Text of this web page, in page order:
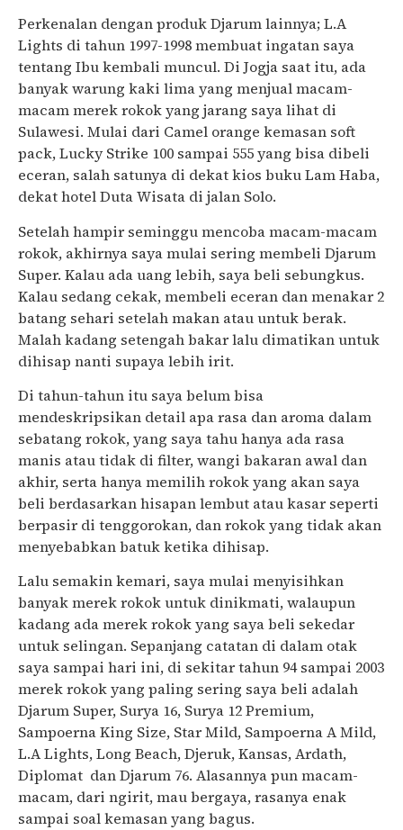
Perkenalan dengan produk Djarum lainnya; L.A
Lights di tahun 1997-1998 membuat ingatan saya
tentang Ibu kembali muncul. Di Jogja saat itu, ada
banyak warung kaki lima yang menjual macam-
macam merek rokok yang jarang saya lihat di
Sulawesi. Mulai dari Camel orange kemasan soft
pack, Lucky Strike 100 sampai 555 yang bisa dibeli
eceran, salah satunya di dekat kios buku Lam Haba,
dekat hotel Duta Wisata di jalan Solo.
Setelah hampir seminggu mencoba macam-macam
rokok, akhirnya saya mulai sering membeli Djarum
Super. Kalau ada uang lebih, saya beli sebungkus.
Kalau sedang cekak, membeli eceran dan menakar 2
batang sehari setelah makan atau untuk berak.
Malah kadang setengah bakar lalu dimatikan untuk
dihisap nanti supaya lebih irit.
Di tahun-tahun itu saya belum bisa
mendeskripsikan detail apa rasa dan aroma dalam
sebatang rokok, yang saya tahu hanya ada rasa
manis atau tidak di filter, wangi bakaran awal dan
akhir, serta hanya memilih rokok yang akan saya
beli berdasarkan hisapan lembut atau kasar seperti
berpasir di tenggorokan, dan rokok yang tidak akan
menyebabkan batuk ketika dihisap.
Lalu semakin kemari, saya mulai menyisihkan
banyak merek rokok untuk dinikmati, walaupun
kadang ada merek rokok yang saya beli sekedar
untuk selingan. Sepanjang catatan di dalam otak
saya sampai hari ini, di sekitar tahun 94 sampai 2003
merek rokok yang paling sering saya beli adalah
Djarum Super, Surya 16, Surya 12 Premium,
Sampoerna King Size, Star Mild, Sampoerna A Mild,
L.A Lights, Long Beach, Djeruk, Kansas, Ardath,
Diplomat dan Djarum 76. Alasannya pun macam-
macam, dari ngirit, mau bergaya, rasanya enak
sampai soal kemasan yang bagus.